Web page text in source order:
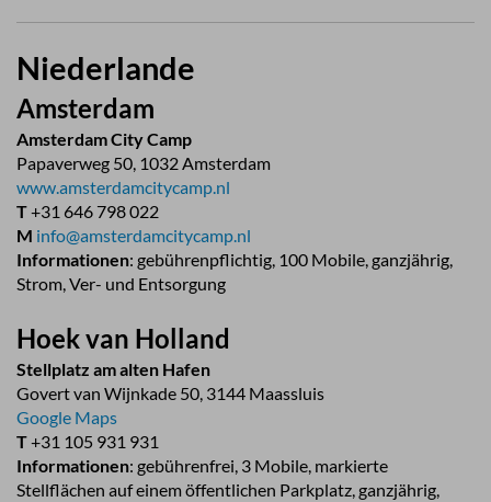
Niederlande
Amsterdam
Amsterdam City Camp
Papaverweg 50, 1032 Amsterdam
www.amsterdamcitycamp.nl
T+31 646 798 022
M info@amsterdamcitycamp.nl
Informationen: gebührenpflichtig, 100 Mobile, ganzjährig,
Strom, Ver- und Entsorgung
Hoek van Holland
Stellplatz am alten Hafen
Govert van Wijnkade 50, 3144 Maassluis
Google Maps
T+31 105 931 931
Informationen: gebührenfrei, 3 Mobile, markierte
Stellflächen auf einem öffentlichen Parkplatz, ganzjährig,